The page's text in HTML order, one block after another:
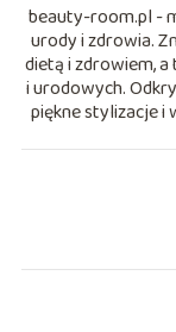
beauty-room.pl -
urody i zdrowia.
dietą i zdrowiem,
i urodowych.
piękne stylizacje i